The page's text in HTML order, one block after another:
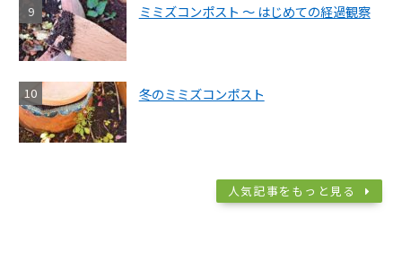
ミミズコンポスト ～ はじめての経過観察
冬のミミズコンポスト
人気記事をもっと見る